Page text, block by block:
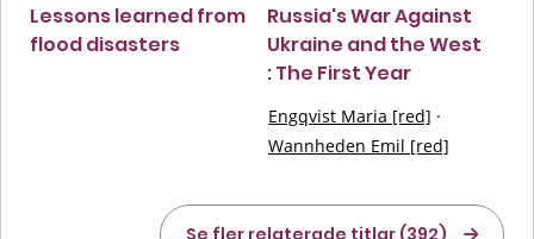
Lessons learned from
flood disasters
Russia's War Against
Ukraine and the West
: The First Year
Engqvist Maria [red] ·
Wannheden Emil [red]
Se fler relaterade titlar (392)